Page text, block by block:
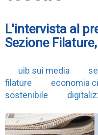
L'intervista al
Sezione
uib sui media
filature
economia
sostenibile